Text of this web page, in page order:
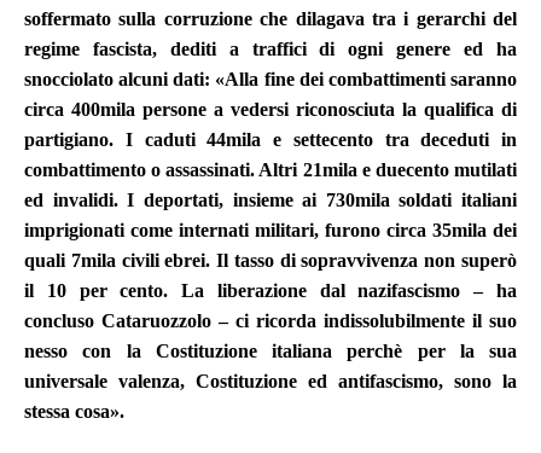
soffermato sulla corruzione che dilagava tra i gerarchi del
regime fascista, dediti a traffici di ogni genere ed ha
snocciolato alcuni dati: «Alla fine dei combattimenti saranno
circa 400mila persone a vedersi riconosciuta la qualifica di
partigiano. I caduti 44mila e settecento tra deceduti in
combattimento o assassinati. Altri 21mila e duecento mutilati
ed invalidi. I deportati, insieme ai 730mila soldati italiani
imprigionati come internati militari, furono circa 35mila dei
quali 7mila civili ebrei. Il tasso di sopravvivenza non superò
il 10 per cento. La liberazione dal nazifascismo – ha
concluso Cataruozzolo – ci ricorda indissolubilmente il suo
nesso con la Costituzione italiana perchè per la sua
universale valenza, Costituzione ed antifascismo, sono la
stessa cosa».